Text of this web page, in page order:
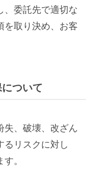
、委託先で適切な
を取り決め、お客
ついて
失、破壊、改ざん
るリスクに対し
。